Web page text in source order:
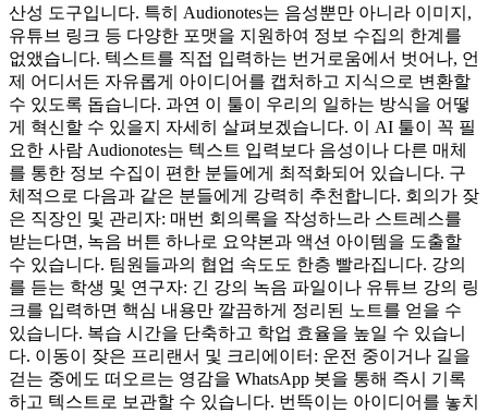
산성 도구입니다. 특히 Audionotes는 음성뿐만 아니라 이미지,
유튜브 링크 등 다양한 포맷을 지원하여 정보 수집의 한계를
없앴습니다. 텍스트를 직접 입력하는 번거로움에서 벗어나, 언
제 어디서든 자유롭게 아이디어를 캡처하고 지식으로 변환할
수 있도록 돕습니다. 과연 이 툴이 우리의 일하는 방식을 어떻
게 혁신할 수 있을지 자세히 살펴보겠습니다. 이 AI 툴이 꼭 필
요한 사람 Audionotes는 텍스트 입력보다 음성이나 다른 매체
를 통한 정보 수집이 편한 분들에게 최적화되어 있습니다. 구
체적으로 다음과 같은 분들에게 강력히 추천합니다. 회의가 잦
은 직장인 및 관리자: 매번 회의록을 작성하느라 스트레스를
받는다면, 녹음 버튼 하나로 요약본과 액션 아이템을 도출할
수 있습니다. 팀원들과의 협업 속도도 한층 빨라집니다. 강의
를 듣는 학생 및 연구자: 긴 강의 녹음 파일이나 유튜브 강의 링
크를 입력하면 핵심 내용만 깔끔하게 정리된 노트를 얻을 수
있습니다. 복습 시간을 단축하고 학업 효율을 높일 수 있습니
다. 이동이 잦은 프리랜서 및 크리에이터: 운전 중이거나 길을
걷는 중에도 떠오르는 영감을 WhatsApp 봇을 통해 즉시 기록
하고 텍스트로 보관할 수 있습니다. 번뜩이는 아이디어를 놓치